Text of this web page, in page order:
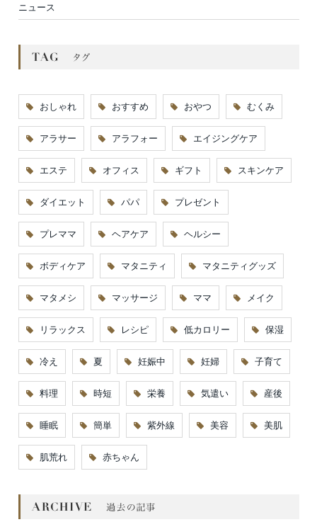
ニュース
おしゃれ おすすめ おやつ むくみ
アラサー アラフォー エイジングケア
エステ オフィス ギフト スキンケア
ダイエット パパ プレゼント
プレママ ヘアケア ヘルシー
ボディケア マタニティ マタニティグッズ
マタメシ マッサージ ママ メイク
リラックス レシピ 低カロリー 保湿
冷え 夏 妊娠中 妊婦 子育て
料理 時短 栄養 気遣い 産後
睡眠 簡単 紫外線 美容 美肌
肌荒れ 赤ちゃん